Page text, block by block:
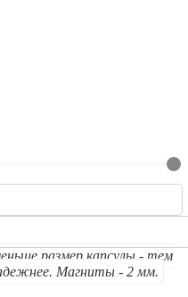
размер капсулы - тем
Магниты - 2 мм.